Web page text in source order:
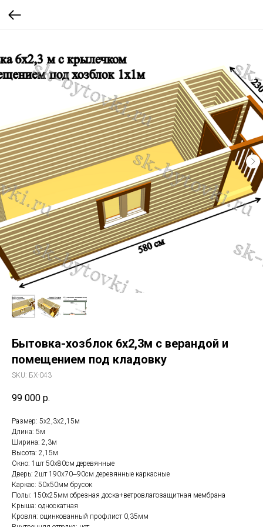
Бытовка-хозблок 6х2,3м с верандой и
помещением под кладовку
SKU: БХ-043
99 000 р.
Размер: 5х2,3х2,15м
Длина: 5м
Ширина: 2,3м
Высота: 2,15м
Окно: 1шт 50х80см деревянные
Дверь: 2шт 190х70‒90см деревянные каркасные
Каркас: 50х50мм брусок
Полы: 150х25мм обрезная доска+ветровлагозащитная мембрана
Крыша: односкатная
Кровля: оцинкованный профлист 0,35мм